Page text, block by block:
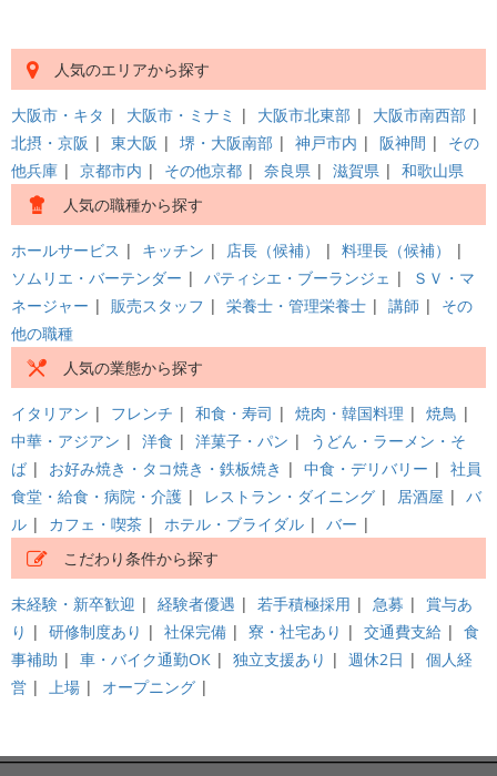
人気のエリアから探す
大阪市・キタ | 大阪市・ミナミ | 大阪市北東部 | 大阪市南西部 |
北摂・京阪 | 東大阪 | 堺・大阪南部 | 神戸市内 | 阪神間 | その
他兵庫 | 京都市内 | その他京都 | 奈良県 | 滋賀県 | 和歌山県
人気の職種から探す
ホールサービス | キッチン | 店長（候補） | 料理長（候補）
|
ソムリエ・バーテンダー | パティシエ・ブーランジェ |
ＳＶ・マ
ネージャー | 販売スタッフ | 栄養士・管理栄養士 | 講師 | その
他の職種
人気の業態から探す
イタリアン | フレンチ | 和食・寿司 | 焼肉・韓国料理 | 焼鳥 |
中華・アジアン | 洋食 | 洋菓子・パン |
うどん・ラーメン・そ
ば | お好み焼き・タコ焼き・鉄板焼き | 中食・デリバリー | 社員
食堂・給食・病院・介護 | レストラン・ダイニング | 居酒屋 | バ
ル | カフェ・喫茶 | ホテル・ブライダル | バー |
こだわり条件から探す
未経験・新卒歓迎 | 経験者優遇 | 若手積極採用 | 急募 | 賞与あ
り | 研修制度あり | 社保完備 | 寮・社宅あり | 交通費支給 | 食
事補助 | 車・バイク通勤OK | 独立支援あり | 週休2日 | 個人経
営 | 上場 | オープニング |